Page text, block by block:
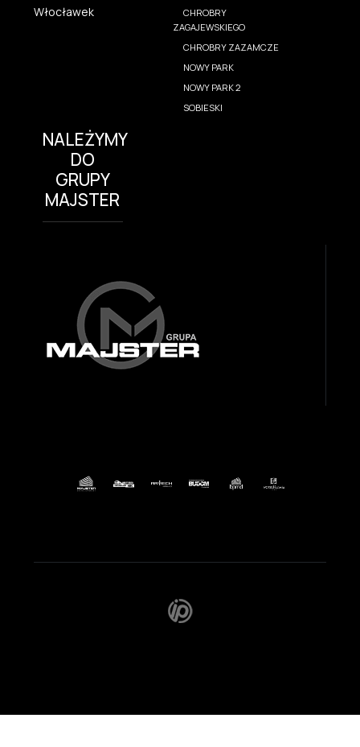
Włocławek
CHROBRY
ZAGAJEWSKIEGO
CHROBRY ZAZAMCZE
NOWY PARK
NOWY PARK 2
SOBIESKI
NALEŻYMY
DO
GRUPY
MAJSTER